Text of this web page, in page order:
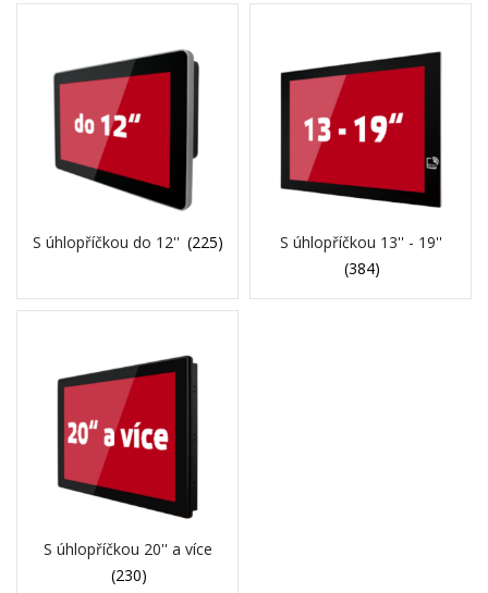
S úhlopříčkou do 12'' (225)
S úhlopříčkou 13'' - 19''
(384)
S úhlopříčkou 20'' a více
(230)